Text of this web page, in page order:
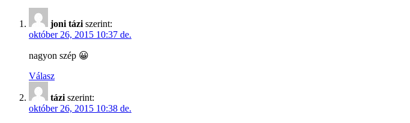
joni tázi szerint:
október 26, 2015 10:37 de.
nagyon szép 😀
Válasz
tázi szerint:
október 26, 2015 10:38 de.